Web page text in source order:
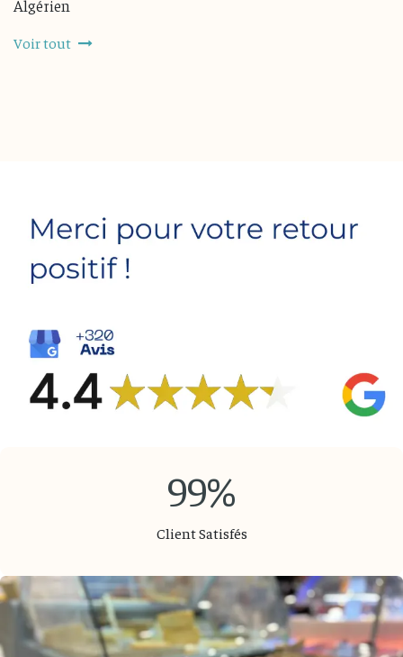
Algérien
Voir tout
99%
Client Satisfés